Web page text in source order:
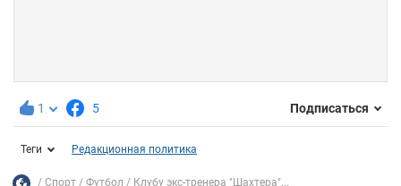
1 5 Подписаться
Теги Редакционная политика
Спорт Футбол Клубу экс-тренера "Шахтера"...